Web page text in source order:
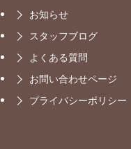
お知らせ
スタッフブログ
よくある質問
お問い合わせページ
プライバシーポリシー